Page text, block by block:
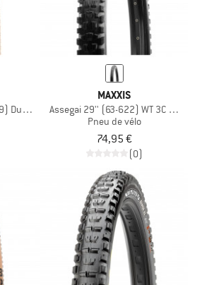
Dual EXO TR
MAXXIS
Assegai 29'' (63-622) WT 3C
Pneu de vélo
74,95 €
(0)